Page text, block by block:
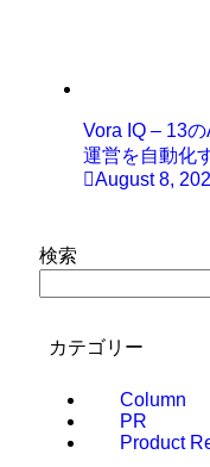
Vora IQ – 13
運営を自動化
August 8,
検索
カテゴリー
Column
PR
Product